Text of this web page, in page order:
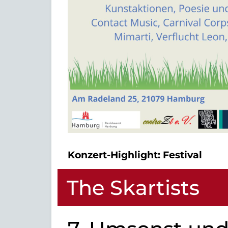
Konzert-Highlight:Festival
The Skartists